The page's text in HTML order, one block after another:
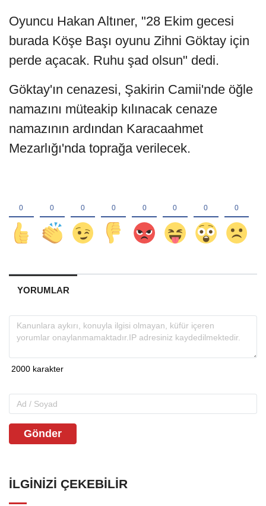
Oyuncu Hakan Altıner, "28 Ekim gecesi
burada Köşe Başı oyunu Zihni Göktay için
perde açacak. Ruhu şad olsun" dedi.
Göktay'ın cenazesi, Şakirin Camii'nde öğle
namazını müteakip kılınacak cenaze
namazının ardından Karacaahmet
Mezarlığı'nda toprağa verilecek.
YORUMLAR
Gönder
İLGINIZI ÇEKEBILIR